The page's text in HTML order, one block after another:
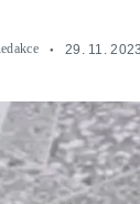
29. 11. 2023